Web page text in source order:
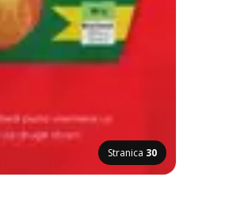
Stranica 30